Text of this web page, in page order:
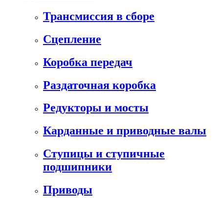
Трансмиссия в сборе
Сцепление
Коробка передач
Раздаточная коробка
Редукторы и мосты
Карданные и приводные валы
Ступицы и ступичные
подшипники
Приводы